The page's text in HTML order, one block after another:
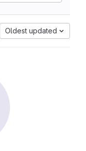
Oldest updated